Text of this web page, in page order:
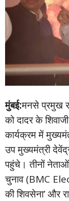
मुंबई:मनसे प्रमुख
को दादर के
कार्यक्रम में
उप मुख्यमंत्री
पहुंचे। तीनों
चुनाव (BMC
की शिवसेना’ और